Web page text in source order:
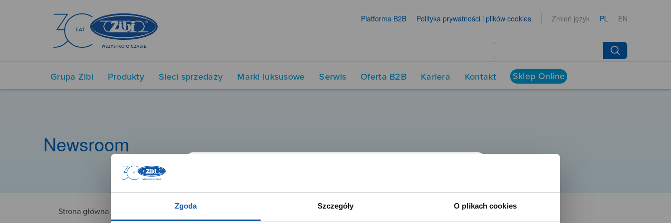
Zgoda Szczegóły O plikach cookies
Platforma B2B Polityka prywatności i plików cookies Zmień język PL EN
Grupa Zibi Produkty Sieci sprzedaży Marki luksusowe Serwis Oferta B2B Kariera Kontakt Sklep Online
Newsroom
Strona główna